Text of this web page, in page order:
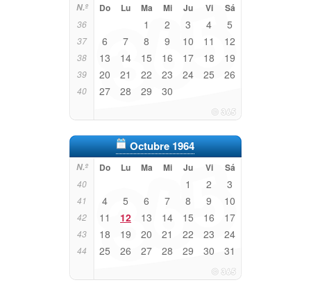
N.º Do Lu Ma Mi Ju Vi Sá
36 1 2 3 4 5
37 6 7 8 9 10 11 12
38 13 14 15 16 17 18 19
39 20 21 22 23 24 25 26
40 27 28 29 30
Octubre 1964
N.º Do Lu Ma Mi Ju Vi Sá
40 1 2 3
41 4 5 6 7 8 9 10
42 11 12 13 14 15 16 17
43 18 19 20 21 22 23 24
44 25 26 27 28 29 30 31